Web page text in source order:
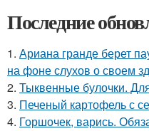
Последние
1. Ариана гранде берет
на фоне слухов о своем
2. Тыквенные булочки.
3. Печеный картофель с
4. Горшочек, варись.